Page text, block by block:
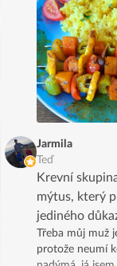
Jarmila
Teď
Krevní
mýtus, který
jediného
Třeba můj muž
protože neumí